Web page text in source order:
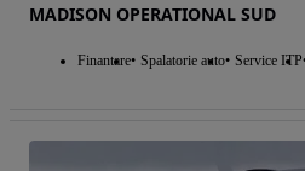
MADISON OPERATIONAL SUD
Finantare Spalatorie auto Service ITP